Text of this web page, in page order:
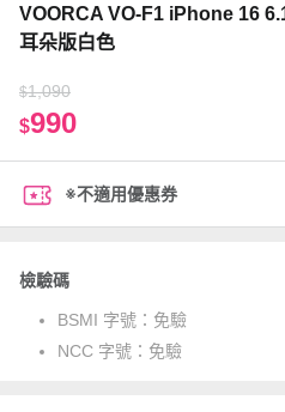
VOORCA VO-F1 iPhone 16
耳朵版白色
$1,090
$990
※不適用優惠券
檢驗碼
BSMI 字號： 免驗
NCC 字號： 免驗